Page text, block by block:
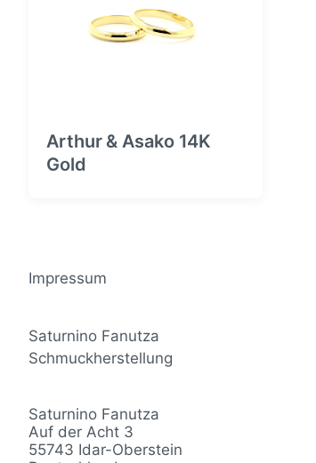
a
g
Arthur & Asako 14K
Gold
Impressum
Saturnino Fanutza
Schmuckherstellung
Saturnino Fanutza
Auf der Acht 3
55743 Idar-Oberstein